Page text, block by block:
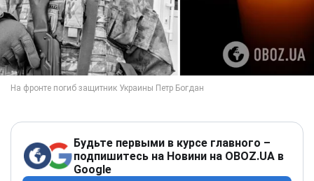
Будьте первыми в курсе главного –
подпишитесь на Новини на OBOZ.UA в
Google